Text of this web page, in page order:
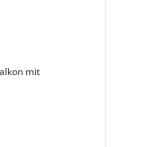
mit